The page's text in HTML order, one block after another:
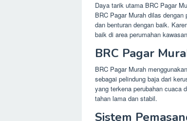
Daya tarik utama BRC Pagar
BRC Pagar Murah dilas
dan benturan dengan baik.
baik di area perumahan
BRC Pagar
BRC Pagar Murah
sebagai pelindung baja dari
yang terkena perubahan cuaca
tahan lama dan stabil.
Sistem